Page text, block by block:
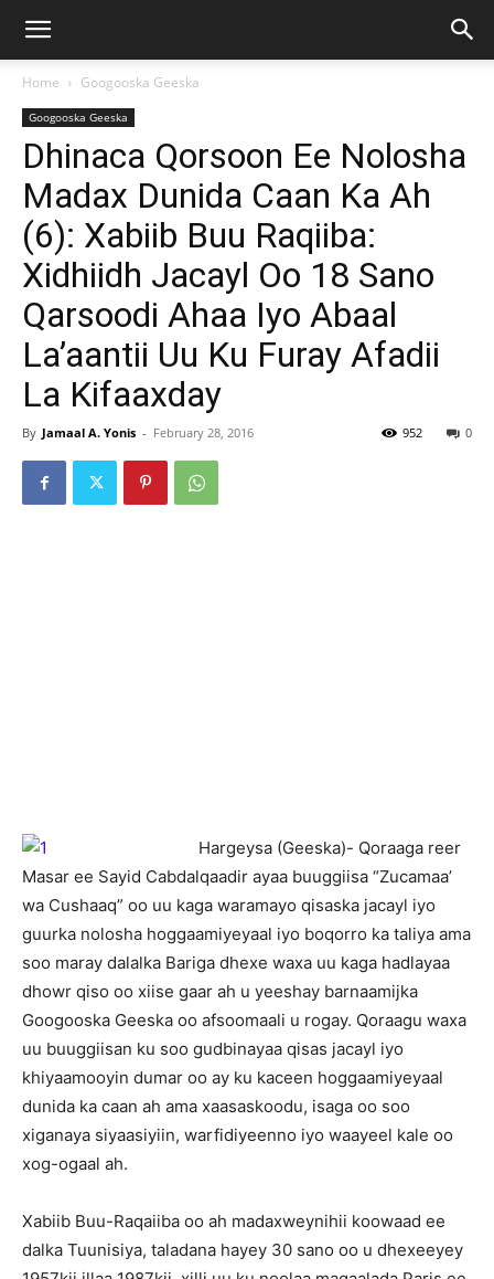
Home Googooska Geeska
Googooska Geeska
Dhinaca Qorsoon Ee Nolosha
Madax Dunida Caan Ka Ah
(6): Xabiib Buu Raqiiba:
Xidhiidh Jacayl Oo 18 Sano
Qarsoodi Ahaa Iyo Abaal
La’aantii Uu Ku Furay Afadii
La Kifaaxday
By Jamaal A. Yonis - February 28, 2016 0
952
Hargeysa (Geeska)- Qoraaga reer
Masar ee Sayid Cabdalqaadir ayaa buuggiisa “Zucamaa’
wa Cushaaq” oo uu kaga waramayo qisaska jacayl iyo
guurka nolosha hoggaamiyeyaal iyo boqorro ka taliya ama
soo maray dalalka Bariga dhexe waxa uu kaga hadlayaa
dhowr qiso oo xiise gaar ah u yeeshay barnaamijka
Googooska Geeska oo afsoomaali u rogay. Qoraagu waxa
uu buuggiisan ku soo gudbinayaa qisas jacayl iyo
khiyaamooyin dumar oo ay ku kaceen hoggaamiyeyaal
dunida ka caan ah ama xaasaskoodu, isaga oo soo
xiganaya siyaasiyiin, warfidiyeenno iyo waayeel kale oo
xog-ogaal ah.
Xabiib Buu-Raqaiiba oo ah madaxweynihii koowaad ee
dalka Tuunisiya, taladana hayey 30 sano oo u dhexeeyey